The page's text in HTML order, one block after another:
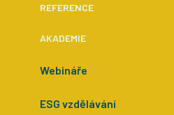
REFERENCE
AKADEMIE
Webináře
ESG vzdělávání